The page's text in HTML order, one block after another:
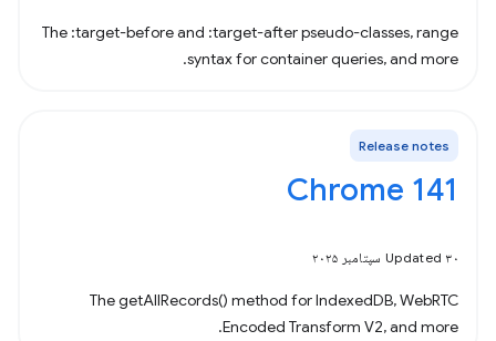
The :target-before and :target-after pseudo-classes, range
syntax for container queries, and more.
Release notes
Chrome 141
Updated ۳۰ سپتامبر ۲۰۲۵
The getAllRecords() method for IndexedDB, WebRTC
Encoded Transform V2, and more.